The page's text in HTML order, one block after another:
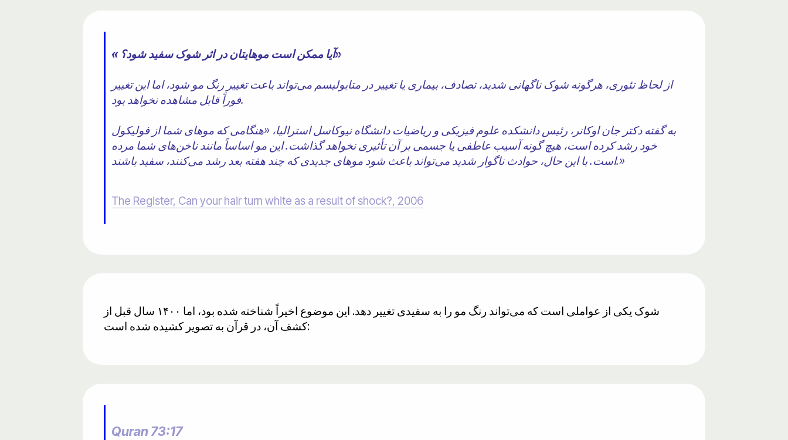
« آیا ممکن است موهایتان در اثر شوک سفید شود؟»
از لحاظ تئوری، هرگونه شوک ناگهانی شدید، تصادف، بیماری یا تغییر در متابولیسم می‌تواند باعث تغییر رنگ مو شود، اما این تغییر
فوراً قابل مشاهده نخواهد بود.
به گفته دکتر جان اوکانر، رئیس دانشکده علوم فیزیکی و ریاضیات دانشگاه نیوکاسل استرالیا، «هنگامی که موهای شما از فولیکول
خود رشد کرده است، هیچ گونه آسیب عاطفی یا جسمی بر آن تأثیری نخواهد گذاشت. این مو اساساً مانند ناخن‌های شما مرده
است. با این حال، حوادث ناگوار شدید می‌تواند باعث شود موهای جدیدی که چند هفته بعد رشد می‌کنند، سفید باشند.»
The Register, Can your hair turn white as a result of shock?, 2006
شوک یکی از عواملی است که می‌تواند رنگ مو را به سفیدی تغییر دهد. این موضوع اخیراً شناخته شده بود، اما ۱۴۰۰ سال قبل از
کشف آن، در قرآن به تصویر کشیده شده است:
Quran 73:17